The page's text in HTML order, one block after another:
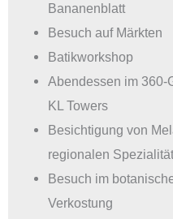
Bananenblatt
Besuch auf Märkten
Batikworkshop
Abendessen im 360-
KL Towers
Besichtigung von
regionalen
Besuch im
Verkostung